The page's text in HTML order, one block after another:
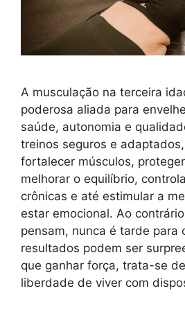
A musculação na terceira
poderosa aliada para
saúde, autonomia e
treinos seguros e
fortalecer músculos,
melhorar o equilíbrio,
crônicas e até estimular a
estar emocional. Ao
pensam, nunca é tarde para
resultados podem ser
que ganhar força, trata-se
liberdade de viver com